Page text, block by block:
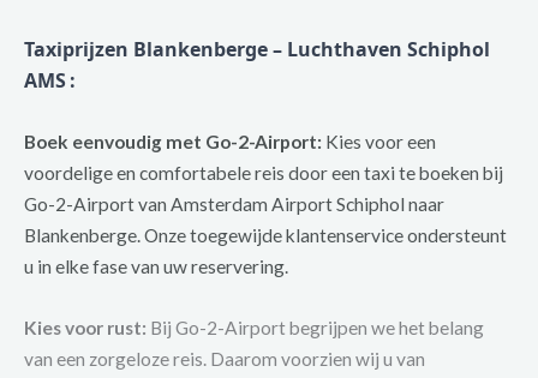
Taxiprijzen Blankenberge – Luchthaven Schiphol
AMS:
Boek eenvoudig met Go-2-Airport: Kies voor een
voordelige en comfortabele reis door een taxi te boeken bij
Go-2-Airport van Amsterdam Airport Schiphol naar
Blankenberge. Onze toegewijde klantenservice ondersteunt
u in elke fase van uw reservering.
Kies voor rust: Bij Go-2-Airport begrijpen we het belang
van een zorgeloze reis. Daarom voorzien wij u van